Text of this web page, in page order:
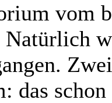
vom
Natürlich
das